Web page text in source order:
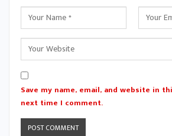
Save my name, email, and website in
next time I comment.